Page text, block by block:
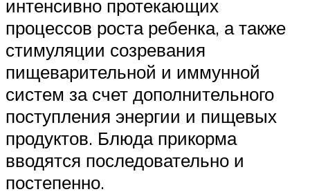
интенсивно протекающих
процессов роста ребенка, а также
стимуляции созревания
пищеварительной и иммунной
систем за счет дополнительного
поступления энергии и пищевых
продуктов. Блюда прикорма
вводятся последовательно и
постепенно.